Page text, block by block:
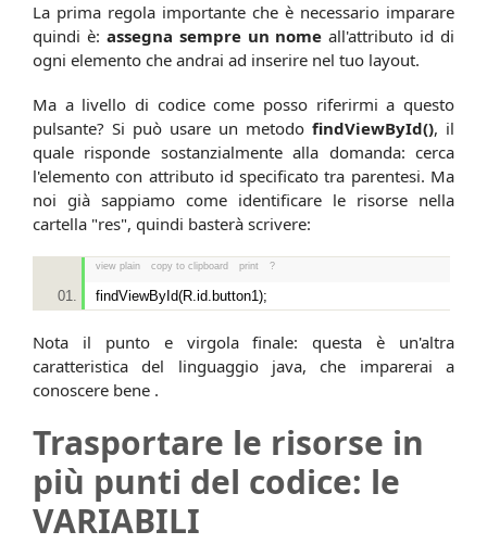
La prima regola importante che è necessario imparare
quindi è: assegna sempre un nome all'attributo id di
ogni elemento che andrai ad inserire nel tuo layout.
Ma a livello di codice come posso riferirmi a questo
pulsante? Si può usare un metodo findViewById(), il
quale risponde sostanzialmente alla domanda: cerca
l'elemento con attributo id specificato tra parentesi. Ma
noi già sappiamo come identificare le risorse nella
cartella "res", quindi basterà scrivere:
view plain copy to clipboard print ?
findViewById(R.id.button1);
Nota il punto e virgola finale: questa è un'altra
caratteristica del linguaggio java, che imparerai a
conoscere bene .
Trasportare le risorse in
più punti del codice: le
VARIABILI